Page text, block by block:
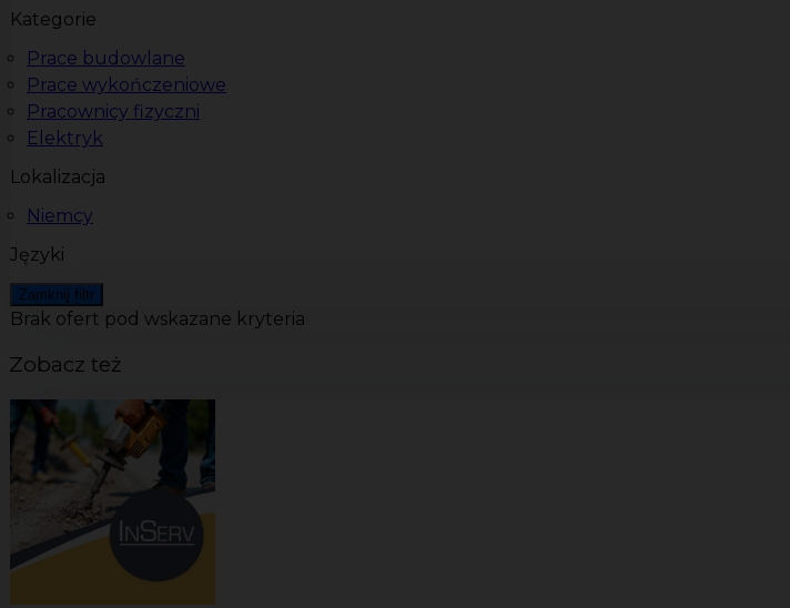
Kategorie
Prace budowlane
Prace wykończeniowe
Pracownicy fizyczni
Elektryk
Lokalizacja
Niemcy
Języki
Zamknij filtr
Brak ofert pod wskazane kryteria
Zobacz też